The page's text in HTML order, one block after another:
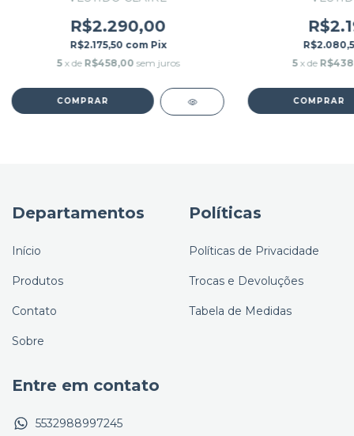
R$2.290,00
R$2.175,50 com Pix
5 x de R$458,00 sem juros
COMPRAR
5 x de
COMPRAR
Departamentos
Início
Produtos
Contato
Sobre
Políticas
Políticas de Privacidade
Trocas e Devoluções
Tabela de Medidas
Entre em contato
5532988997245